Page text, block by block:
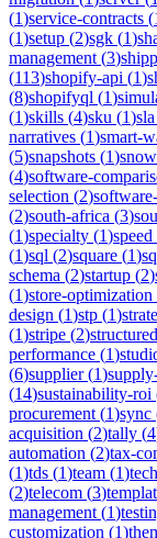
(1)service-contracts (
(1)setup (2)sgk (1)
management (3)
(113)shopify-api (1)
(8)shopifyql (1)
(1)skills (4)sku (1)sla
narratives (1)smart-
(5)snapshots (1)
(4)software-
selection (2)
(2)south-africa (3)
(1)specialty (1)speed
(1)sql (2)square (1)
schema (2)startup (2)
(1)store-optimization
design (1)stp (1)
(1)stripe (2)
performance (1)
(6)supplier(1)
(14)sustainability-roi
procurement (1)sync
acquisition (2)tally (4
automation (2)tax-
(1)tds (1)team (1)tech
(2)telecom (3)
management (1)
customization (1)